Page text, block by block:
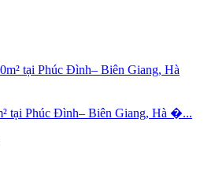
tại Phúc Đình– Biên Giang, Hà �...